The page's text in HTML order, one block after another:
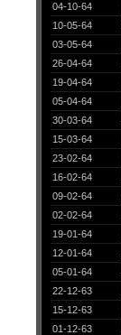
04-10-64
10-05-64
03-05-64
26-04-64
19-04-64
05-04-64
30-03-64
15-03-64
23-02-64
16-02-64
09-02-64
02-02-64
19-01-64
12-01-64
05-01-64
22-12-63
15-12-63
01-12-63